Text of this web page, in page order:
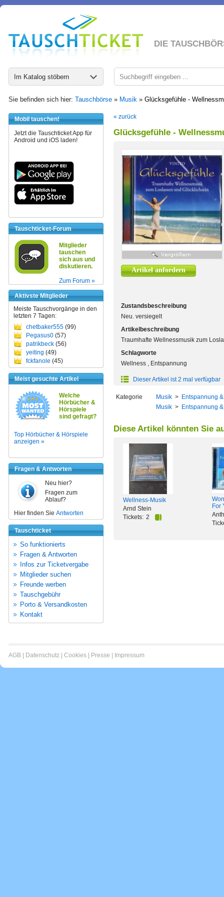
DIE
Im Katalog stöbern
Sie befinden sich hier: Tauschbörse » Musik » Glücksgefühle -
Mobil tauschen!
Jetzt die Tauschticket App für
Android und iOS laden!
Tauschticket-Forum
Mitglieder
tauschen
sich aus und
diskutieren.
Zum Forum »
Aktivste Mitglieder
Meiste Tauschvorgänge in den
letzten 7 Tagen:
chetbaker555 (99)
Pegasus0 (57)
patrikbeck (56)
yeiting (49)
fckfanole (45)
Meist gesuchte Artikel
Welche
Hörbücher &
Hörspiele
sind gefragt?
Top Hörbücher & Hörspiele
anzeigen »
Fragen & Antworten
Neu hier?
Fragen zum
Ablauf?
Hier finden Sie Antworten
Tauschticket
So funktionierts
Fragen & Antworten
Infos zur Ticketvergabe
Mitglieder suchen
Freunde werben
Tauschgebühr
Porto & Versandkosten
Kontakt
« zurück
Glücksgefühle -
Artikel anfordern
Zustandsbeschreibung
Neu. versiegelt
Artikelbeschreibung
Traumhafte Wellnessmusik zum
Schlagworte
Wellness , Entspannung
Dieser Artikel ist 2 mal verfügbar
Kategorie Musik > Entspannung
Musik > Entspannung
Diese Artikel könnten Sie
Wellness-Musik
Arnd Stein
Tickets: 2
For
AGB Datenschutz Cookies Presse Impressum